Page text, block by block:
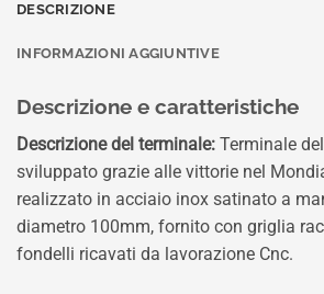
DESCRIZIONE
INFORMAZIONI AGGIUNTIVE
Descrizione e caratteristiche
Descrizione del terminale: Terminale
sviluppato grazie alle vittorie nel
realizzato in acciaio inox satinato a
diametro 100mm, fornito con griglia
fondelli ricavati da lavorazione Cnc.